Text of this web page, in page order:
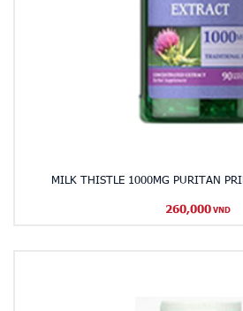
MILK THISTLE 1000MG PURITAN
260,000 VND